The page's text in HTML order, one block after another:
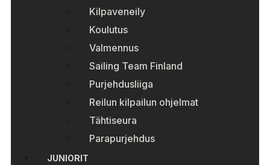
Kilpaveneily
Koulutus
Valmennus
Sailing Team Finland
Purjehdusliiga
Reilun kilpailun ohjelmat
Tähtiseura
Parapurjehdus
JUNIORIT